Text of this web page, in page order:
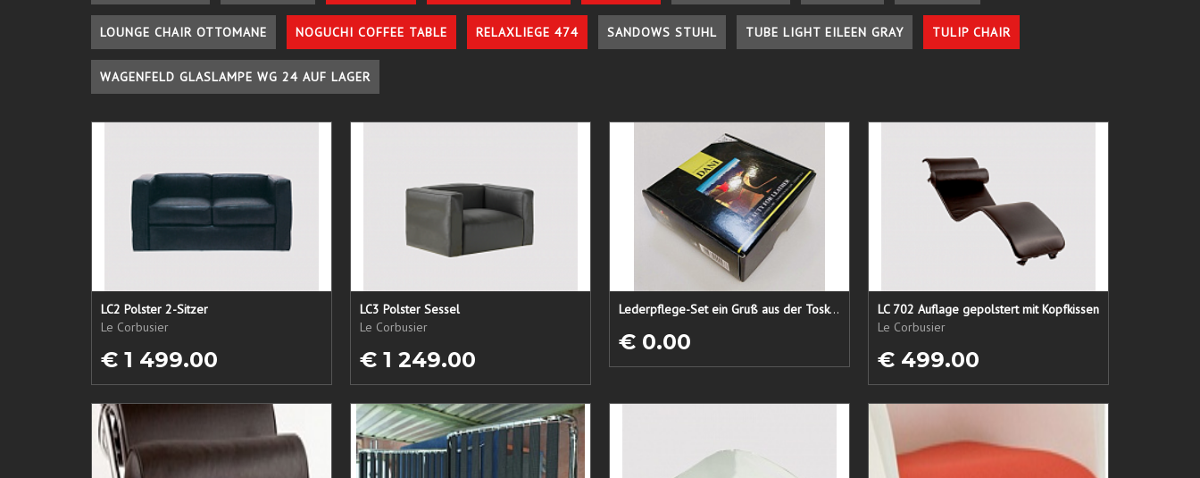
LOUNGE CHAIR OTTOMANE NOGUCHI COFFEE TABLE RELAXLIEGE 474 SANDOWS STUHL TUBE LIGHT EILEEN GRAY TULIP CHAIR
WAGENFELD GLASLAMPE WG 24 AUF LAGER
LC2 Polster 2-Sitzer
Le Corbusier
€ 1 499.00
LC3 Polster Sessel
Le Corbusier
€ 1 249.00
Lederpflege-Set ein Gruß aus der Toskana...
€ 0.00
LC 702 Auflage gepolstert mit Kopfkissen
Le Corbusier
€ 499.00